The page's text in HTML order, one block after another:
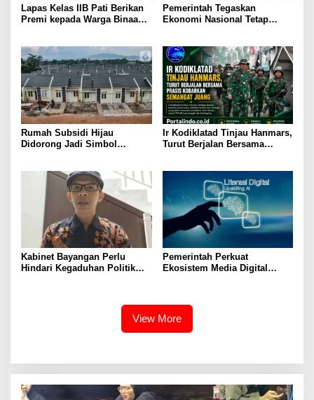
Lapas Kelas IIB Pati Berikan
Premi kepada Warga Binaan
Periode Juli 2026
Pemerintah Tegaskan
Ekonomi Nasional Tetap
Rumah Subsidi Hijau
Didorong Jadi Simbol
Ir Kodiklatad Tinjau Hanmars,
Turut Berjalan Bersama
Kabinet Bayangan Perlu
Hindari Kegaduhan Politik
Pemerintah Perkuat
Ekosistem Media Digital
View More